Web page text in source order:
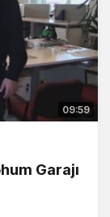
Garajı
09:59